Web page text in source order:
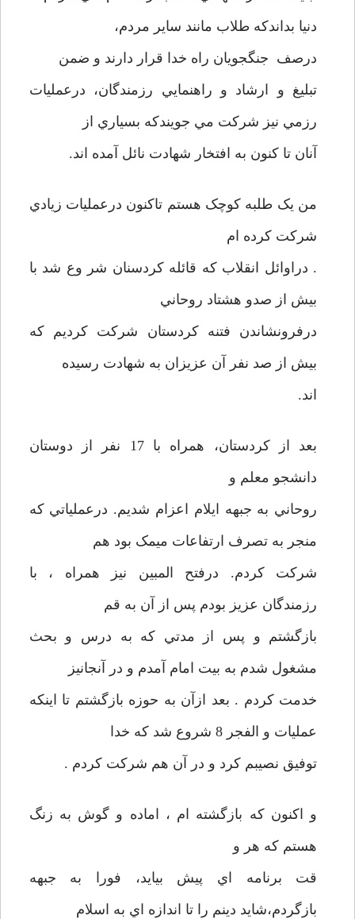
دنيا بداندکه طلاب مانند ساير مردم،
درصف جنگجويان راه خدا قرار دارند و ضمن
تبليغ و ارشاد و راهنمايي رزمندگان، درعمليات
رزمي نيز شرکت مي جويندکه بسياري از
آنان تا کنون به افتخار شهادت نائل آمده اند.
من يک طلبه کوچک هستم تاکنون درعمليات زيادي
شرکت کرده ام
. دراوائل انقلاب که قائله کردسنان شر وع شد با
بيش از صدو هشتاد روحاني
درفرونشاندن فتنه کردستان شرکت کرديم که
بيش از صد نفر آن عزيزان به شهادت رسيده
اند.
بعد از کردستان، همراه با 17 نفر از دوستان
دانشجو معلم و
روحاني به جبهه ايلام اعزام شديم. درعملياتي که
منجر به تصرف ارتفاعات ميمک بود هم
شرکت کردم. درفتح المبين نيز همراه ، با
رزمندگان عزيز بودم پس از آن به قم
بازگشتم و پس از مدتي که به درس و بحث
مشغول شدم به بيت امام آمدم و در آنجانيز
خدمت کردم . بعد ازآن به حوزه بازگشتم تا اينکه
عمليات و الفجر 8 شروع شد که خدا
توفيق نصيبم کرد و در آن هم شرکت کردم .
و اکنون که بازگشته ام ، اماده و گوش به زنگ
هستم که هر و
قت برنامه اي پيش بيايد، فورا به جبهه
بازگردم،شايد دينم را تا اندازه اي به اسلام